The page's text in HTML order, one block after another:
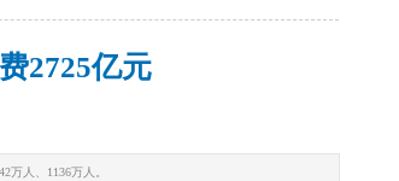
2725亿元
万人、1136万人。